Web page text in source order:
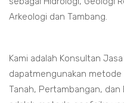
Arkeologi dan Tambang.
Kami adalah Konsultan
dapatmengunakan
Tanah, Pertambangan,